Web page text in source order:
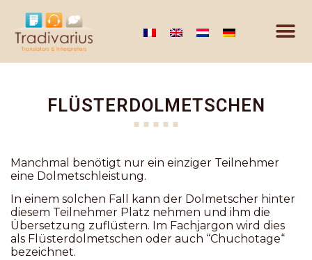
FLÜSTERDOLMETSCHEN
Manchmal benötigt nur ein einziger Teilnehmer
eine Dolmetschleistung.
In einem solchen Fall kann der Dolmetscher hinter
diesem Teilnehmer Platz nehmen und ihm die
Übersetzung zuflüstern. Im Fachjargon wird dies
als Flüsterdolmetschen oder auch “Chuchotage“
bezeichnet.